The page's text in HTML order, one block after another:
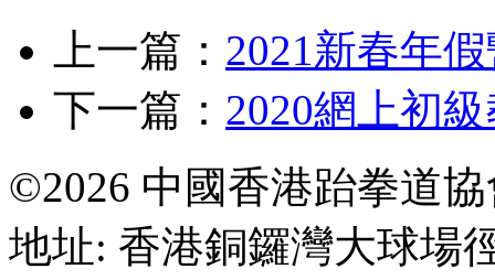
上一篇： 2021新春年
下一篇： 2020網上初
©2026 中國香港跆拳道
地址: 香港銅鑼灣大球場